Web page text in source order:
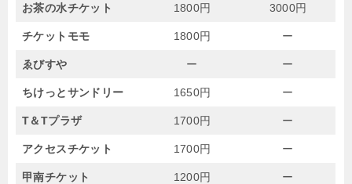
お茶の水チケット 1800円 3000円
チケットモモ 1800円 ー
ゑびすや ー ー
ちけっとサンドリー 1650円 ー
T＆Tプラザ 1700円 ー
アクセスチケット 1700円 ー
甲南チケット 1200円 ー